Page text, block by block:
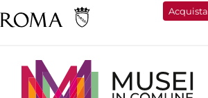
Acquista